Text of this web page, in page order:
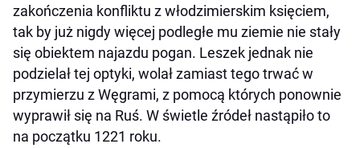
zakończenia konfliktu z włodzimierskim księciem,
tak by już nigdy więcej podległe mu ziemie nie stały
się obiektem najazdu pogan. Leszek jednak nie
podzielał tej optyki, wolał zamiast tego trwać w
przymierzu z Węgrami, z pomocą których ponownie
wyprawił się na Ruś. W świetle źródeł nastąpiło to
na początku 1221 roku.